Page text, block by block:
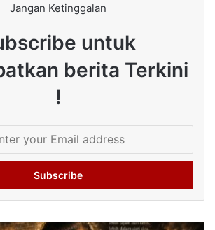
Jangan Ketinggalan
untuk
berita Terkini
!